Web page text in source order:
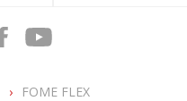
› FOME FLEX